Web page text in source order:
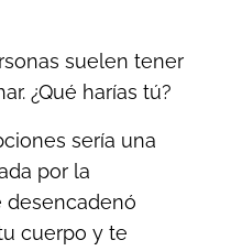
suelen tener
¿Qué harías tú?
sería una
por la
desencadenó
cuerpo y te